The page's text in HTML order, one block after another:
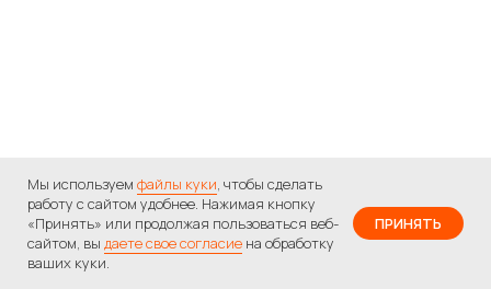
на все курсы по
промокоду Лето Получить скидку
Мы используем файлы куки, чтобы сделать
работу с сайтом удобнее. Нажимая кнопку
«Принять» или продолжая пользоваться веб-
сайтом, вы даете свое согласие на обработку
ваших куки.
ПРИНЯТЬ